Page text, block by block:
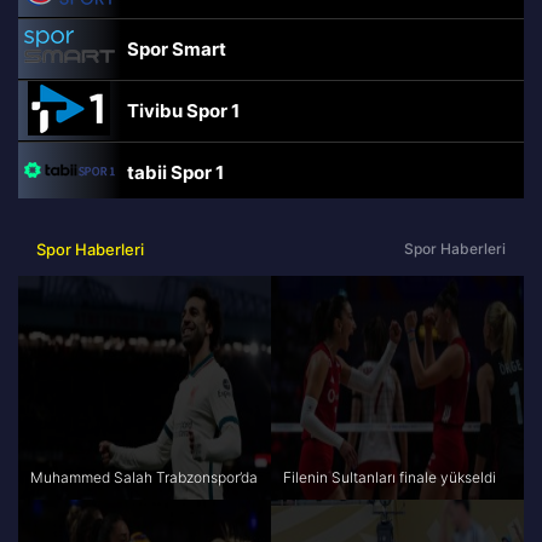
Spor Smart
Tivibu Spor 1
tabii Spor 1
beIN Sports Haber
tabii Spor
A Spor
Tivibu Spor
Spor Haberleri Spor Haberleri
Muhammed Salah Trabzonspor’da Filenin Sultanları finale yükseldi